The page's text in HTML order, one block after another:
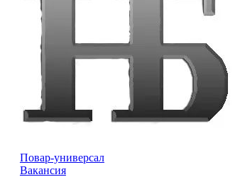
Повар-универсал
Вакансия